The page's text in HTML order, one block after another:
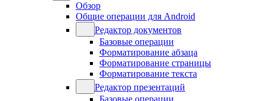
Обзор
Общие операции для Android
Редактор документов
Базовые операции
Форматирование абзаца
Форматирование страницы
Форматирование текста
Редактор презентаций
Базовые операции